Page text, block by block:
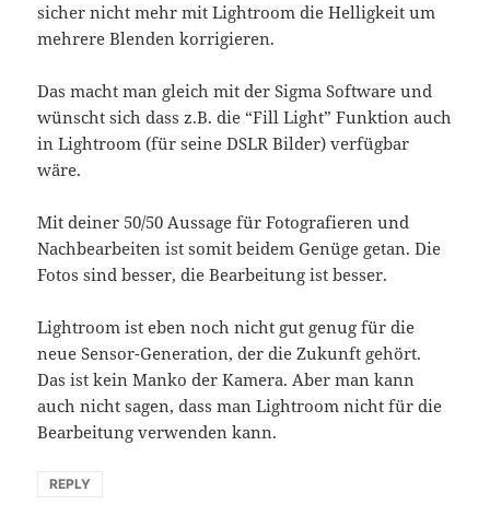
sicher nicht mehr mit Lightroom die Helligkeit um
mehrere Blenden korrigieren.
Das macht man gleich mit der Sigma Software und
wünscht sich dass z.B. die “Fill Light” Funktion auch
in Lightroom (für seine DSLR Bilder) verfügbar
wäre.
Mit deiner 50/50 Aussage für Fotografieren und
Nachbearbeiten ist somit beidem Genüge getan. Die
Fotos sind besser, die Bearbeitung ist besser.
Lightroom ist eben noch nicht gut genug für die
neue Sensor-Generation, der die Zukunft gehört.
Das ist kein Manko der Kamera. Aber man kann
auch nicht sagen, dass man Lightroom nicht für die
Bearbeitung verwenden kann.
REPLY